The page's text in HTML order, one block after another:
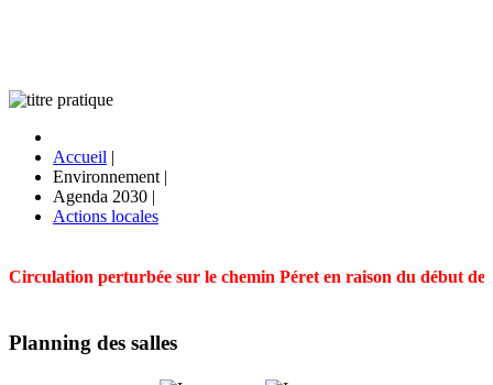
Accueil |
Environnement |
Agenda 2030 |
Actions locales
Circulation perturbée sur le chemin Péret en raison du début
Planning des salles